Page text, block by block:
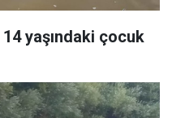
yaşındaki çocuk